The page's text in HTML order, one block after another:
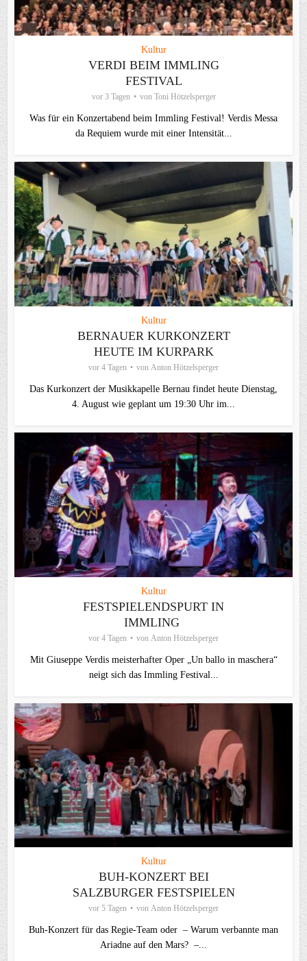
Kultur
VERDI BEIM IMMLING
FESTIVAL
vor 3 Tagen von Toni Hötzelsperger
Was für ein Konzertabend beim Immling Festival! Verdis Messa
da Requiem wurde mit einer Intensität...
Kultur
BERNAUER KURKONZERT
HEUTE IM KURPARK
vor 4 Tagen von Anton Hötzelsperger
Das Kurkonzert der Musikkapelle Bernau findet heute Dienstag,
4. August wie geplant um 19:30 Uhr im...
Kultur
FESTSPIELENDSPURT IN
IMMLING
vor 4 Tagen von Anton Hötzelsperger
Mit Giuseppe Verdis meisterhafter Oper „Un ballo in maschera“
neigt sich das Immling Festival...
Kultur
BUH-KONZERT BEI
SALZBURGER FESTSPIELEN
vor 5 Tagen von Anton Hötzelsperger
Buh-Konzert für das Regie-Team oder – Warum verbannte man
Ariadne auf den Mars? –...